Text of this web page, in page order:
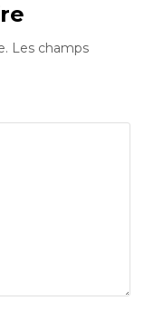
Les champs